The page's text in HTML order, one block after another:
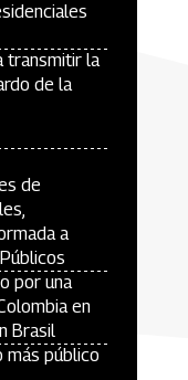
transmitir la
de la
de
a
por una
en
Brasil
más público